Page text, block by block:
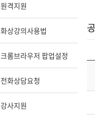
원격지원
화상강의사용법
크롬브라우저 팝업설정
전화상담요청
강사지원